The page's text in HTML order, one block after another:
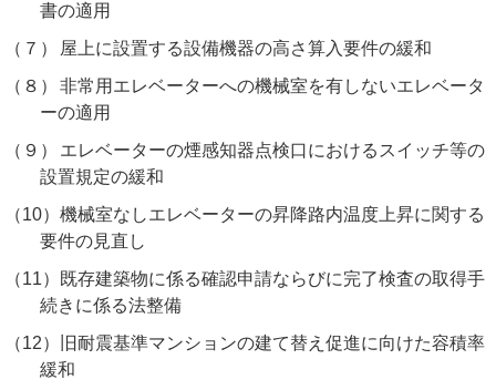
書の適用
（７）
屋上に設置する設備機器の高さ算入要件の緩和
（８）
非常用エレベーターへの機械室を有しないエレベータ
ーの適用
（９）
エレベーターの煙感知器点検口におけるスイッチ等の
設置規定の緩和
（10） 機械室なしエレベーターの昇降路内温度上昇に関する
要件の見直し
（11）
既存建築物に係る確認申請ならびに完了検査の取得手
続きに係る法整備
（12）
旧耐震基準マンションの建て替え促進に向けた容積率
緩和